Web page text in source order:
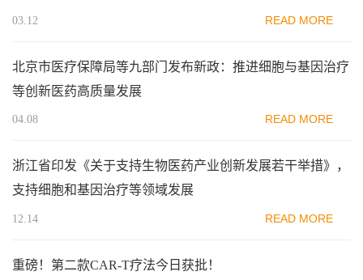
03.12 READ MORE
北京市医疗保障局等九部门发布新政：推进细胞与基因治疗
等创新医药高质量发展
04.08 READ MORE
浙江省印发《关于支持生物医药产业创新发展若干举措》，
支持细胞和基因治疗等领域发展
12.14 READ MORE
重磅！第二款CAR-T疗法今日获批！